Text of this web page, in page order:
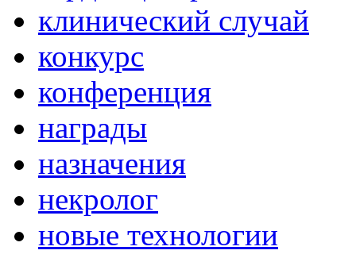
клинический случай
конкурс
конференция
награды
назначения
некролог
новые технологии